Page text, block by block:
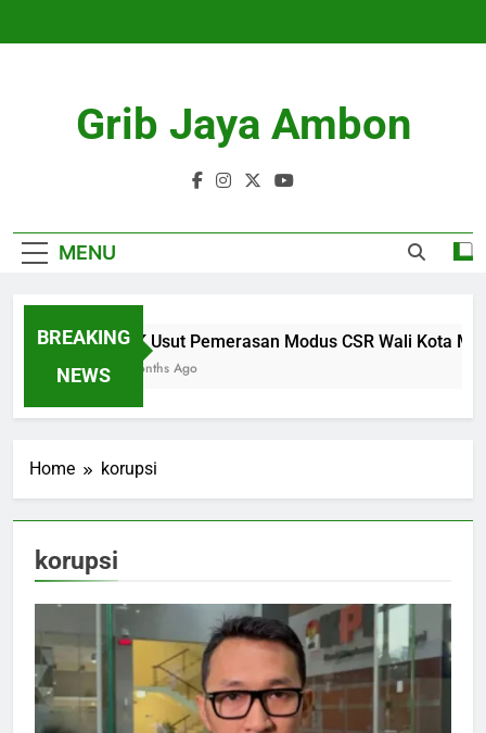
Grib Jaya Ambon
MENU
BREAKING
NEWS
KPK Usut Pemerasan Modus CSR Wali Kota
4 Months Ago
Home korupsi
korupsi